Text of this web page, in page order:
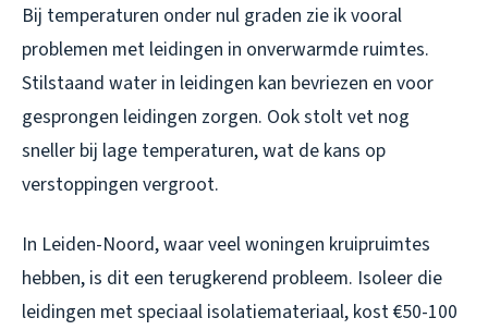
Bij temperaturen onder nul graden zie ik vooral
problemen met leidingen in onverwarmde ruimtes.
Stilstaand water in leidingen kan bevriezen en voor
gesprongen leidingen zorgen. Ook stolt vet nog
sneller bij lage temperaturen, wat de kans op
verstoppingen vergroot.
In Leiden-Noord, waar veel woningen kruipruimtes
hebben, is dit een terugkerend probleem. Isoleer die
leidingen met speciaal isolatiemateriaal, kost €50-100